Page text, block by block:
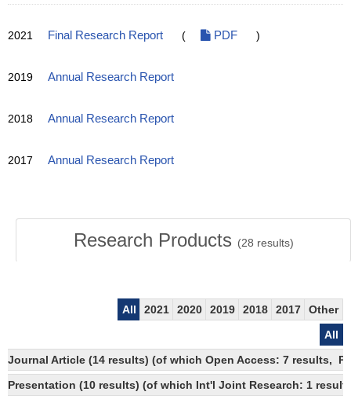
2021 Final Research Report ( PDF )
2019 Annual Research Report
2018 Annual Research Report
2017 Annual Research Report
Research Products (28 results)
All 2021 2020 2019 2018 2017
Other
All
Journal Article (14 results) (of which Open Access: 7 results,
Presentation (10 results) (of which Int'l Joint Research: 1